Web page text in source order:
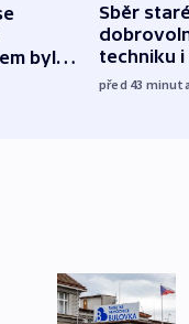
byla
Sběr
techniku i
před 43